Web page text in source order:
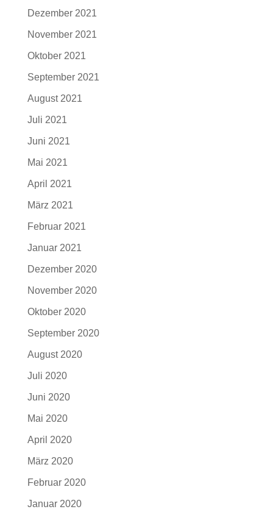
Dezember 2021
November 2021
Oktober 2021
September 2021
August 2021
Juli 2021
Juni 2021
Mai 2021
April 2021
März 2021
Februar 2021
Januar 2021
Dezember 2020
November 2020
Oktober 2020
September 2020
August 2020
Juli 2020
Juni 2020
Mai 2020
April 2020
März 2020
Februar 2020
Januar 2020